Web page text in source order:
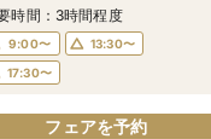
フェアを予約
フェアを予約
式&上質貸切体験*BIGフェア
時間：3時間程度
9:00〜
13:30〜
17:30〜
フェアを予約